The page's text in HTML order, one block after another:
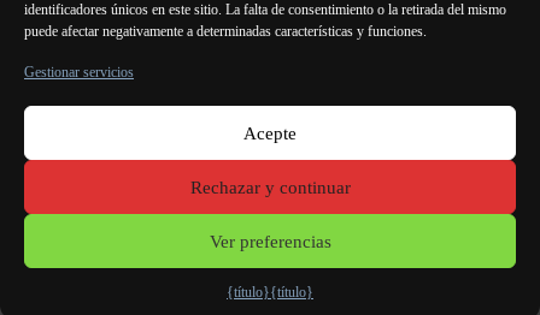
identificadores únicos en este sitio. La falta de consentimiento o la retirada del mismo
puede afectar negativamente a determinadas características y funciones.
Gestionar servicios
Acepte
Rechazar y continuar
Ver preferencias
{título}{título}
ANTERIOR SIGUIENTE
Lorient Oporto Lisboa Valencia
Mencioneslegales